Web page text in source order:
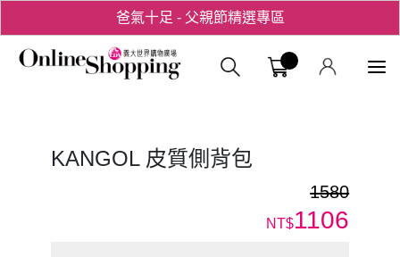
爸氣十足 - 父親節精選專區
用心愛你！七夕星選禮遇！義大購物
KANGOL 皮質側背包
1580
NT$1106